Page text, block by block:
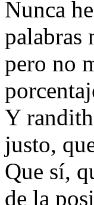
Nunca
palabras
pero no
Y
justo,
Que sí,
de la